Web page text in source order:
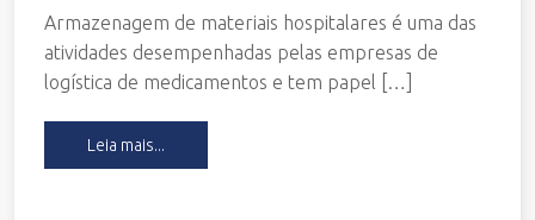
Armazenagem de materiais hospitalares é uma das
atividades desempenhadas pelas empresas de
logística de medicamentos e tem papel […]
Leia mais...